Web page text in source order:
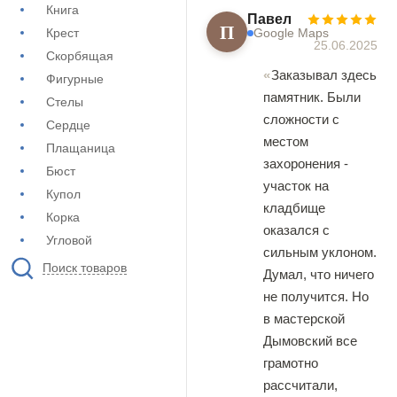
Книга
Крест
Скорбящая
Фигурные
Стелы
Сердце
Плащаница
Бюст
Купол
Корка
Угловой
Поиск товаров
П Павел
Google Maps
25.06.2025
Заказывал здесь
памятник. Были
сложности с
местом
захоронения -
участок на
кладбище
оказался с
сильным уклоном.
Думал, что ничего
не получится. Но
в мастерской
Дымовский все
грамотно
рассчитали,